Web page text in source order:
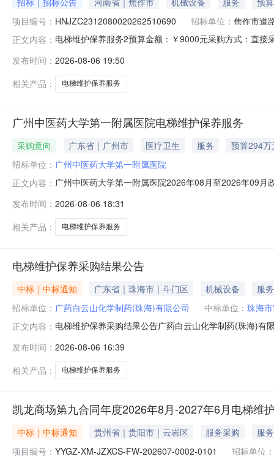
项目编号： HNJZC2312080020262510690 招标单位： 焦作市道
正文内容： 电梯维护保养服务2预算金额：￥9000元采购方式：直
发布时间： 2026-08-06 19:50
相关产品：
电梯维护保养服务
广州中医药大学第一附属医院电梯维护保养服务
采购意向 广东省｜广州市 医疗卫生 服务
预算294万
招标单位： 广州中医药大学第一附属医院
正文内容： 广州中医药大学第一附属医院2026年08月至2026年09
护保养服务预算金额：294.000000万元(人民币)采购品
总价
发布时间： 2026-08-06 18:31
相关产品：
电梯维护保养服务
电梯维护保养采购结果公告
中标｜中标通知 广东省｜珠海市｜斗门区 机械设备
服务
招标单位： 广药白云山化学制药(珠海)有限公司 中标单位： 珠海
正文内容： 电梯维护保养采购结果公告广药白云山化学制药(珠海)有
梯有限公司六、成交供应商、成交金额珠海市安达电梯
门区珠峰大道西六号316
发布时间： 2026-08-06 16:39
相关产品：
电梯维护保养服务
凯龙商场第九合同年度2026年8月-2027年6月电梯维
中标｜中标通知 贵州省｜贵阳市｜云岩区 服务采购
服务
项目编号： YYGZ-XM-JZXCS-FW-202607-0002-0101
招标单位：